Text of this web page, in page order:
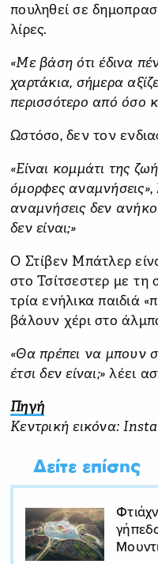
πουληθεί σε
λίρες.
«Με βάση ότι έδινα
χαρτάκια, σήμερα
περισσότερο από όσο
Ωστόσο, δεν τον
«Είναι κομμάτι της
όμορφες αναμνήσεις»,
αναμνήσεις δεν
δεν είναι;»
Ο Στίβεν Μπάτλερ
στο Τσίτσεστερ με
τρία ενήλικα παιδιά
βάλουν χέρι στο
«Θα πρέπει να μπουν
έτσι δεν είναι;» λέει
Πηγή
Κεντρική εικόνα:
Δείτε επίσης